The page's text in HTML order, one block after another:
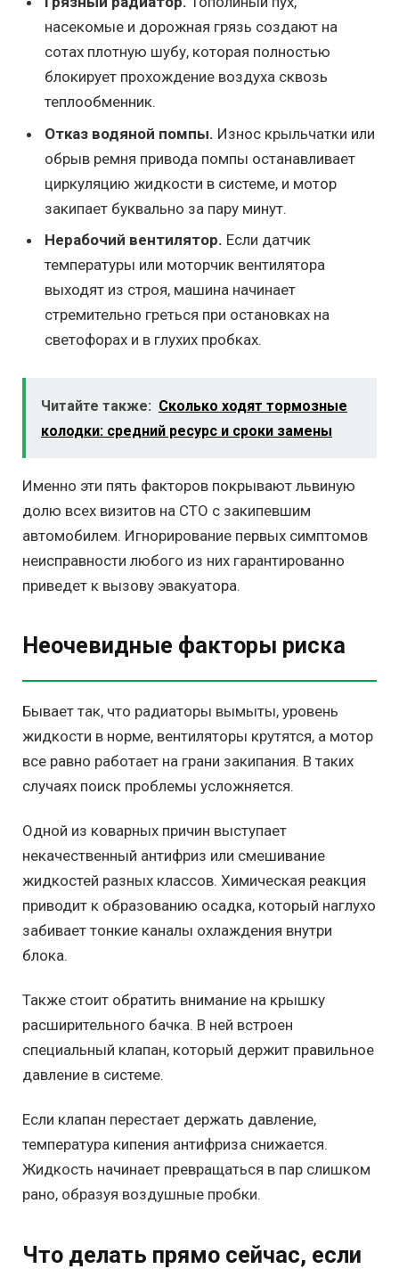
насекомые и дорожная грязь создают на
сотах плотную шубу, которая полностью
блокирует прохождение воздуха сквозь
теплообменник.
Отказ водяной помпы. Износ крыльчатки или
обрыв ремня привода помпы останавливает
циркуляцию жидкости в системе, и мотор
закипает буквально за пару минут.
Нерабочий вентилятор. Если датчик
температуры или моторчик вентилятора
выходят из строя, машина начинает
стремительно греться при остановках на
светофорах и в глухих пробках.
Читайте также: Сколько ходят тормозные
колодки: средний ресурс и сроки замены
Именно эти пять факторов покрывают львиную
долю всех визитов на СТО с закипевшим
автомобилем. Игнорирование первых симптомов
неисправности любого из них гарантированно
приведет к вызову эвакуатора.
Неочевидные факторы риска
Бывает так, что радиаторы вымыты, уровень
жидкости в норме, вентиляторы крутятся, а мотор
все равно работает на грани закипания. В таких
случаях поиск проблемы усложняется.
Одной из коварных причин выступает
некачественный антифриз или смешивание
жидкостей разных классов. Химическая реакция
приводит к образованию осадка, который наглухо
забивает тонкие каналы охлаждения внутри
блока.
Также стоит обратить внимание на крышку
расширительного бачка. В ней встроен
специальный клапан, который держит правильное
давление в системе.
Если клапан перестает держать давление,
температура кипения антифриза снижается.
Жидкость начинает превращаться в пар слишком
рано, образуя воздушные пробки.
Что делать прямо сейчас, если